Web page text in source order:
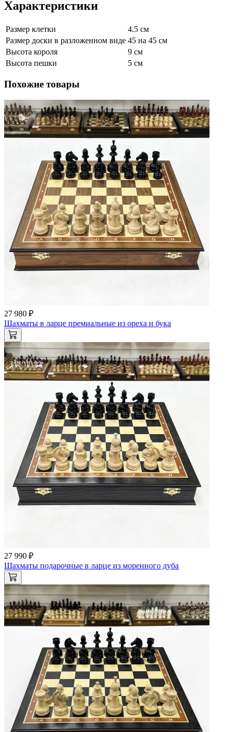
Характеристики
Размер клетки
4.5 см
Размер доски в разложенном виде 45 на 45 см
Высота короля
9 см
Высота пешки
5 см
Похожие товары
27 980 ₽
Шахматы в ларце премиальные из ореха и бука
27 990 ₽
Шахматы подарочные в ларце из моренного дуба